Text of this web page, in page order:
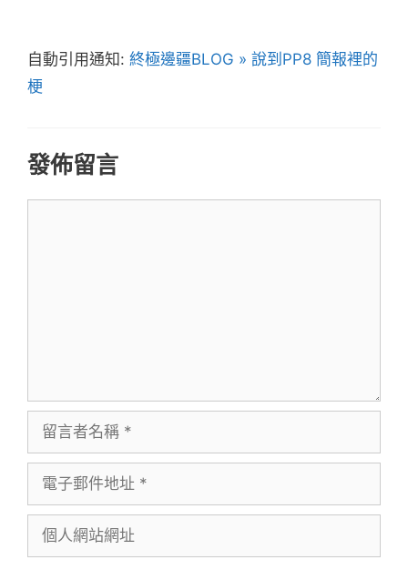
自動引用通知: 終極邊疆BLOG » 說到PP8 簡報裡的
梗
發佈留言
言
名
子
件
人